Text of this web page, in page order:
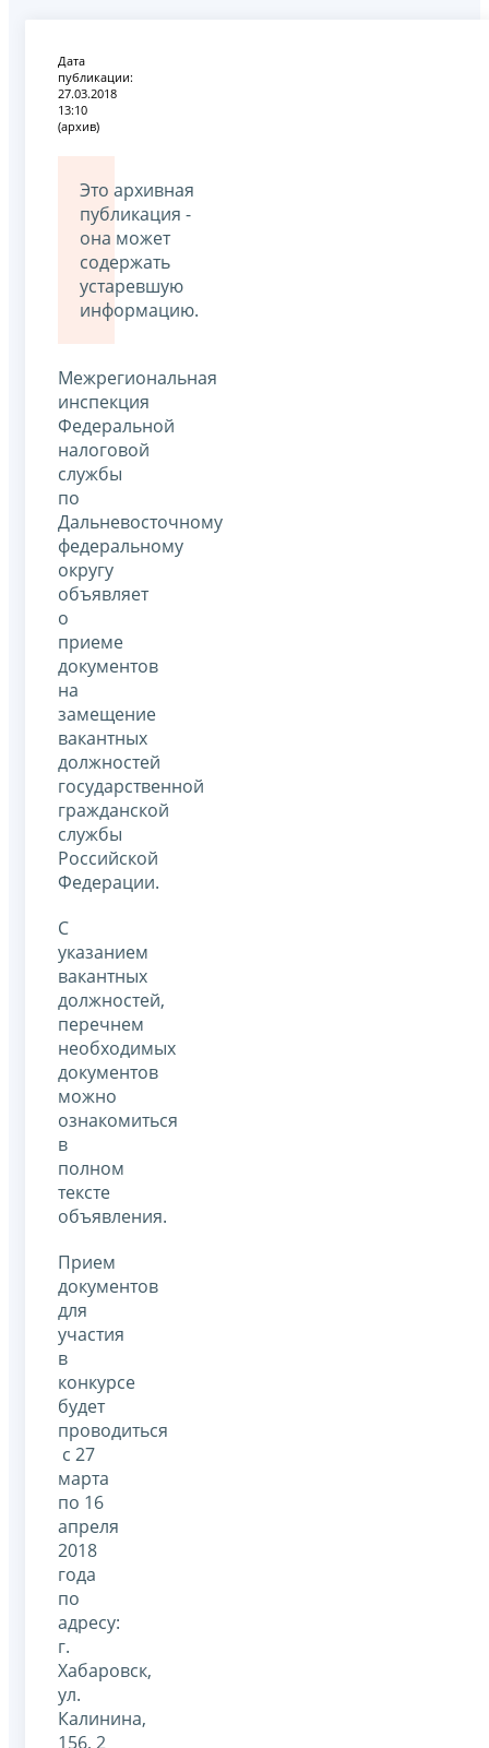
Дата
публикации:
27.03.2018
13:10
(архив)
Это архивная
публикация -
она может
содержать
устаревшую
информацию.
Межрегиональная
инспекция
Федеральной
налоговой
службы
по
Дальневосточному
федеральному
округу
объявляет
о
приеме
документов
на
замещение
вакантных
должностей
государственной
гражданской
службы
Российской
Федерации.
С
указанием
вакантных
должностей,
перечнем
необходимых
документов
можно
ознакомиться
в
полном
тексте
объявления.
Прием
документов
для
участия
в
конкурсе
будет
проводиться
с 27
марта
по 16
апреля
2018
года
по
адресу:
г.
Хабаровск,
ул.
Калинина,
156, 2